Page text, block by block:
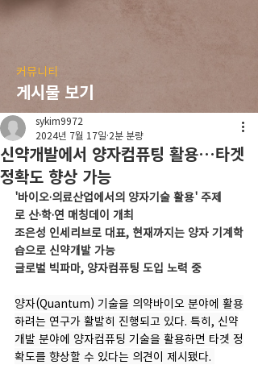
커뮤니티
게시물 보기
신약개발에서 양자컴퓨팅 활용…타겟
정확도 향상 가능
sykim9972
2024년 7월 17일 2분 분량
'바이오·의료산업에서의 양자기술 활용' 주제
로 산·학·연 매칭데이 개최
조은성 인세리브로 대표, 현재까지는 양자 기계학
습으로 신약개발 가능
글로벌 빅파마, 양자컴퓨팅 도입 노력 중
양자(Quantum) 기술을 의약바이오 분야에 활용
하려는 연구가 활발히 진행되고 있다. 특히, 신약
개발 분야에 양자컴퓨팅 기술을 활용하면 타겟 정
확도를 향상할 수 있다는 의견이 제시됐다.